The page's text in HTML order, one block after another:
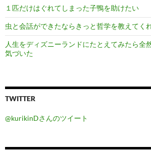
１匹だけはぐれてしまった子鴨を助けたい
虫と会話ができたならきっと哲学を教えてく
人生をディズニーランドにたとえてみたら全
気づいた
TWITTER
@kurikinDさんのツイート